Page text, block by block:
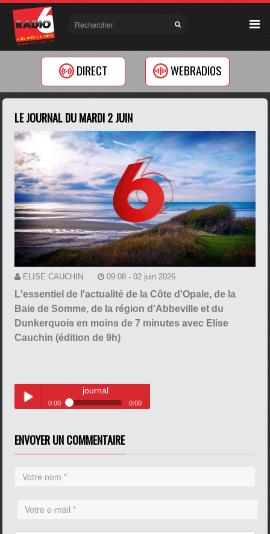
DIRECT WEBRADIOS
LE JOURNAL DU MARDI 2 JUIN
ELISE CAUCHIN 09:08 - 02 juin 2026
L'essentiel de l'actualité de la Côte d'Opale, de la
Baie de Somme, de la région d'Abbeville et du
Dunkerquois en moins de 7 minutes avec Elise
Cauchin (édition de 9h)
journal
0:00 0:00
ENVOYER UN COMMENTAIRE